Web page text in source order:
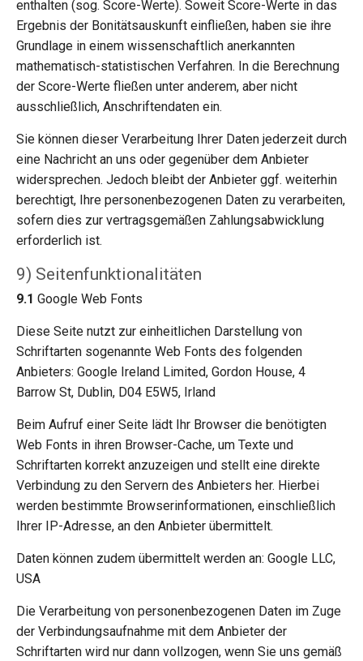
enthalten (sog. Score-Werte). Soweit Score-Werte in das
Ergebnis der Bonitätsauskunft einfließen, haben sie ihre
Grundlage in einem wissenschaftlich anerkannten
mathematisch-statistischen Verfahren. In die Berechnung
der Score-Werte fließen unter anderem, aber nicht
ausschließlich, Anschriftendaten ein.
Sie können dieser Verarbeitung Ihrer Daten jederzeit durch
eine Nachricht an uns oder gegenüber dem Anbieter
widersprechen. Jedoch bleibt der Anbieter ggf. weiterhin
berechtigt, Ihre personenbezogenen Daten zu verarbeiten,
sofern dies zur vertragsgemäßen Zahlungsabwicklung
erforderlich ist.
9) Seitenfunktionalitäten
9.1 Google Web Fonts
Diese Seite nutzt zur einheitlichen Darstellung von
Schriftarten sogenannte Web Fonts des folgenden
Anbieters: Google Ireland Limited, Gordon House, 4
Barrow St, Dublin, D04 E5W5, Irland
Beim Aufruf einer Seite lädt Ihr Browser die benötigten
Web Fonts in ihren Browser-Cache, um Texte und
Schriftarten korrekt anzuzeigen und stellt eine direkte
Verbindung zu den Servern des Anbieters her. Hierbei
werden bestimmte Browserinformationen, einschließlich
Ihrer IP-Adresse, an den Anbieter übermittelt.
Daten können zudem übermittelt werden an: Google LLC,
USA
Die Verarbeitung von personenbezogenen Daten im Zuge
der Verbindungsaufnahme mit dem Anbieter der
Schriftarten wird nur dann vollzogen, wenn Sie uns gemäß